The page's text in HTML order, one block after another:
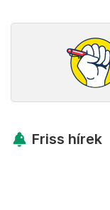
Friss hírek